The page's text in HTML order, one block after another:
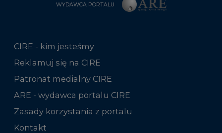
WYDAWCA PORTALU
CIRE - kim jesteśmy
Reklamuj się na CIRE
Patronat medialny CIRE
ARE - wydawca portalu CIRE
Zasady korzystania z portalu
Kontakt